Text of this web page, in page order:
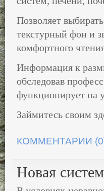
Позволяет
текстурный фон и
комфортного
Информация к
обследовав
функционирует на
Займитесь своим
КОММЕНТАРИИ
Новая